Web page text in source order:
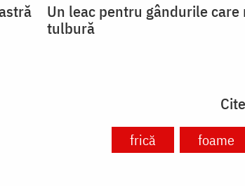
Un leac pentru gândurile care
tulbură
frică foame